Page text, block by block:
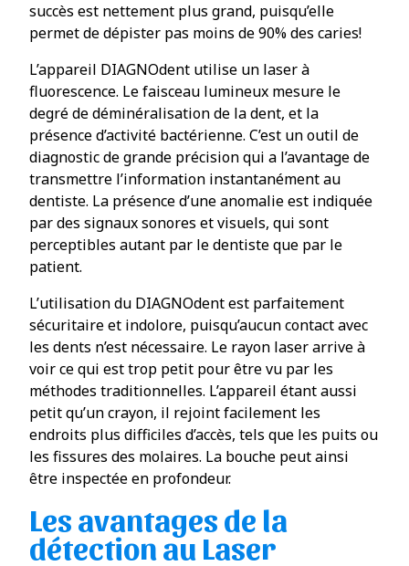
succès est nettement plus grand, puisqu’elle
permet de dépister pas moins de 90% des caries!
L’appareil DIAGNOdent utilise un laser à
fluorescence. Le faisceau lumineux mesure le
degré de déminéralisation de la dent, et la
présence d’activité bactérienne. C’est un outil de
diagnostic de grande précision qui a l’avantage de
transmettre l’information instantanément au
dentiste. La présence d’une anomalie est indiquée
par des signaux sonores et visuels, qui sont
perceptibles autant par le dentiste que par le
patient.
L’utilisation du DIAGNOdent est parfaitement
sécuritaire et indolore, puisqu’aucun contact avec
les dents n’est nécessaire. Le rayon laser arrive à
voir ce qui est trop petit pour être vu par les
méthodes traditionnelles. L’appareil étant aussi
petit qu’un crayon, il rejoint facilement les
endroits plus difficiles d’accès, tels que les puits ou
les fissures des molaires. La bouche peut ainsi
être inspectée en profondeur.
Les avantages de la
détection au Laser